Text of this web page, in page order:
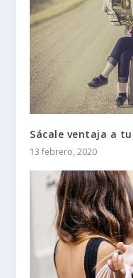
Sácale ventaja a
13 febrero, 2020